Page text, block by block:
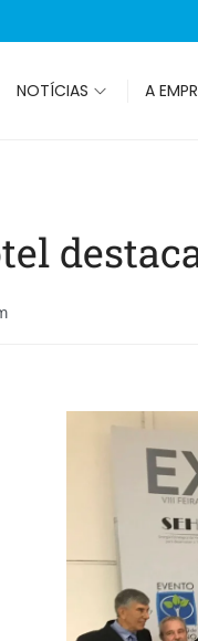
NOTÍCIAS A